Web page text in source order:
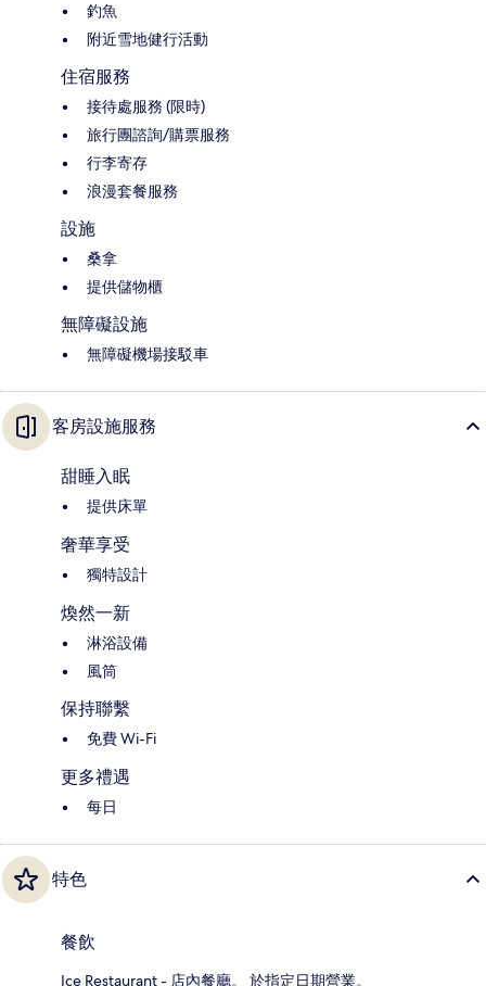
釣魚
附近雪地健行活動
住宿服務
接待處服務 (限時)
旅行團諮詢/購票服務
行李寄存
浪漫套餐服務
設施
桑拿
提供儲物櫃
無障礙設施
無障礙機場接駁車
客房設施服務
甜睡入眠
提供床單
奢華享受
獨特設計
煥然一新
淋浴設備
風筒
保持聯繫
免費 Wi-Fi
更多禮遇
每日
特色
餐飲
Ice Restaurant - 店內餐廳。 於指定日期營業。